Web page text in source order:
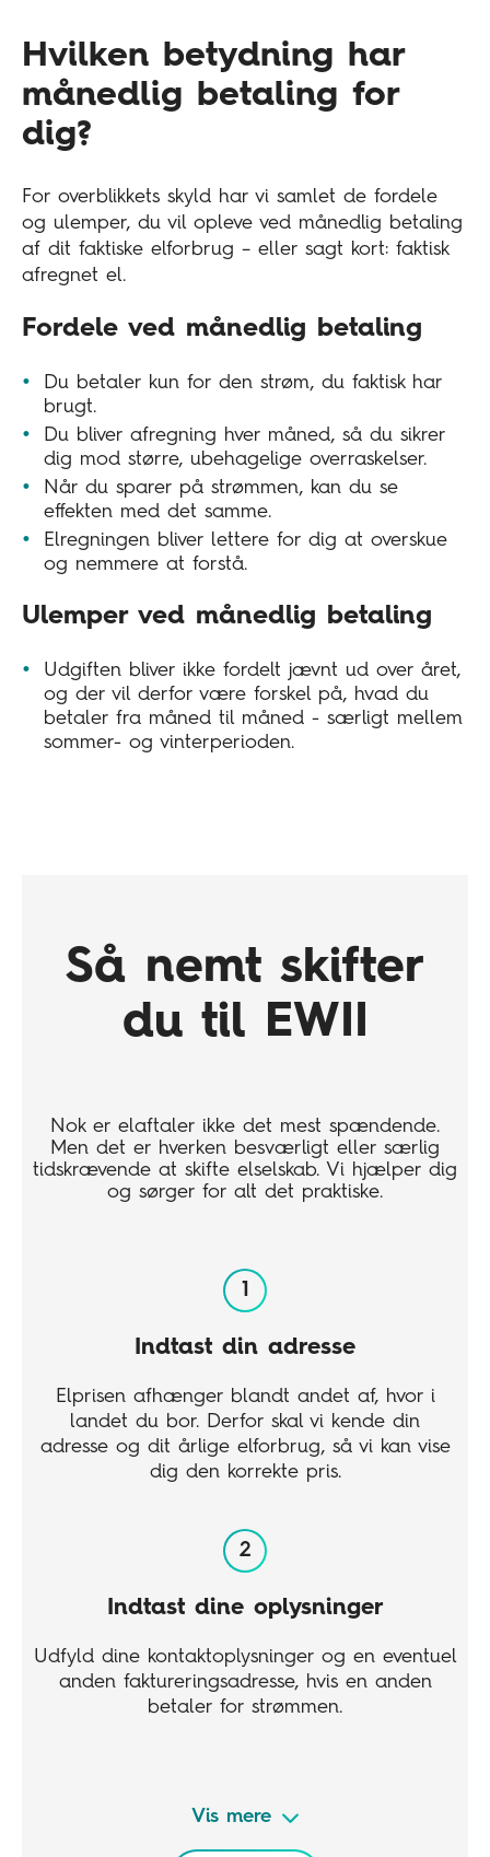
Hvilken betydning har
månedlig betaling for
dig?
For overblikkets skyld har vi samlet de fordele
og ulemper, du vil opleve ved månedlig betaling
af dit faktiske elforbrug – eller sagt kort: faktisk
afregnet el.
Fordele ved månedlig betaling
Du betaler kun for den strøm, du faktisk har
brugt.
Du bliver afregning hver måned, så du sikrer
dig mod større, ubehagelige overraskelser.
Når du sparer på strømmen, kan du se
effekten med det samme.
Elregningen bliver lettere for dig at overskue
og nemmere at forstå.
Ulemper ved månedlig betaling
Udgiften bliver ikke fordelt jævnt ud over året,
og der vil derfor være forskel på, hvad du
betaler fra måned til måned - særligt mellem
sommer- og vinterperioden.
Så nemt skifter
du til EWII
Nok er elaftaler ikke det mest spændende.
Men det er hverken besværligt eller særlig
tidskrævende at skifte elselskab. Vi hjælper dig
og sørger for alt det praktiske.
Indtast din adresse
Elprisen afhænger blandt andet af, hvor i
landet du bor. Derfor skal vi kende din
adresse og dit årlige elforbrug, så vi kan vise
dig den korrekte pris.
Indtast dine oplysninger
Udfyld dine kontaktoplysninger og en eventuel
anden faktureringsadresse, hvis en anden
betaler for strømmen.
Bekræft med MitID
Vis mere